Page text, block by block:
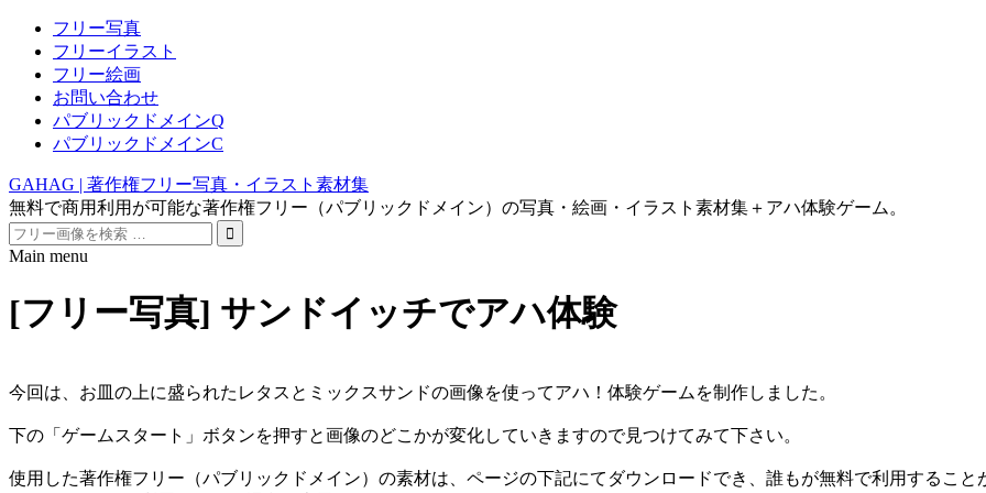
フリー写真
フリーイラスト
フリー絵画
お問い合わせ
パブリックドメインQ
パブリックドメインC
GAHAG | 著作権フリー写真・イラスト素材集
無料で商用利用が可能な著作権フリー（パブリックドメイン）の写真・絵画・イラスト素材集＋アハ体験ゲーム。
Search
for:
Main menu
content
[フリー写真] サンドイッチでアハ体験
今回は、お皿の上に盛られたレタスとミックスサンドの画像を使ってアハ！体験ゲームを制作しました。
下の「ゲームスタート」ボタンを押すと画像のどこかが変化していきますので見つけてみて下さい。
使用した著作権フリー（パブリックドメイン）の素材は、ページの下記にてダウンロードでき、誰もが無料で利用すること